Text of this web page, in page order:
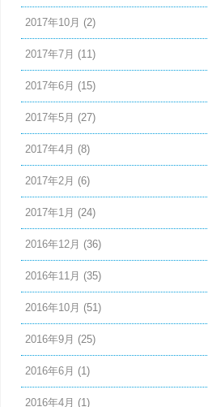
2017年10月 (2)
2017年7月 (11)
2017年6月 (15)
2017年5月 (27)
2017年4月 (8)
2017年2月 (6)
2017年1月 (24)
2016年12月 (36)
2016年11月 (35)
2016年10月 (51)
2016年9月 (25)
2016年6月 (1)
2016年4月 (1)